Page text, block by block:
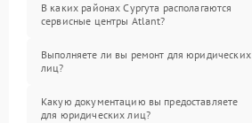
В каких районах Сургута располагаются
сервисные центры Atlant?
Выполняете ли вы ремонт для юридических
лиц?
Какую документацию вы предоставляете
для юридических лиц?